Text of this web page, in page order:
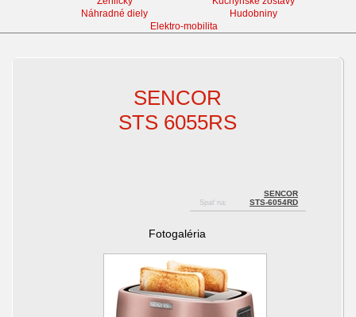
Náhradné diely
Hudobniny
Elektro-mobilita
SENCOR
STS 6055RS
Spať na:
SENCOR
STS-6054RD
Fotogaléria